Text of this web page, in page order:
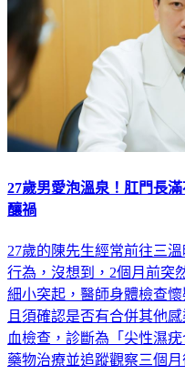
釀禍
行為，沒想到，2個月前突
細小突起，醫師身體檢查
且須確認是否有合併其他
血檢查，診斷為「尖性濕
藥物治療並追蹤觀察三個